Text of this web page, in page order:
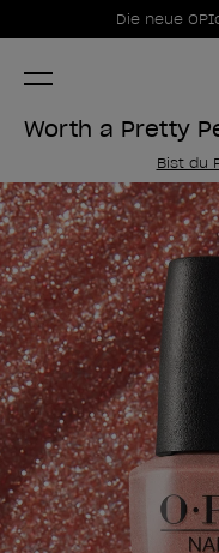
Die neue
Item 1 of 1
Worth a Pretty
Bist du